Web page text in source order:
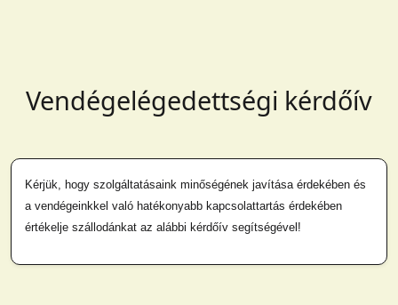
Vendégelégedettségi kérdőív
Kérjük, hogy szolgáltatásaink minőségének javítása érdekében és
a vendégeinkkel való hatékonyabb kapcsolattartás érdekében
értékelje szállodánkat az alábbi kérdőív segítségével!